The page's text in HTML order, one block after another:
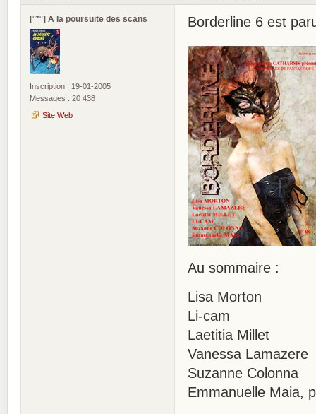
[°*°] A la poursuite des scans
Inscription : 19-01-2005
Messages : 20 438
Site Web
Borderline 6 est
Au sommaire :
Lisa Morton
Li-cam
Laetitia Millet
Vanessa Lamazere
Suzanne Colonna
Emmanuelle Maia,